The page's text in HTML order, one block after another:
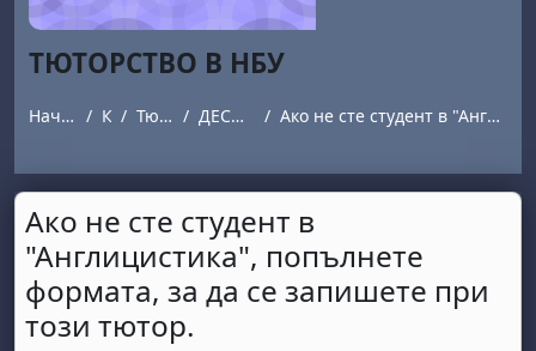
ТЮТОРСТВО В НБУ
Начална страница Курсове Тюторството в НБУ ДЕСИСЛАВА ДУРИДАНОВА Ако не сте студент в "Англицистика", попълнете формата, за да се запишете при този тютор.
Ако не сте студент в
"Англицистика", попълнете
формата, за да се запишете при
този тютор.